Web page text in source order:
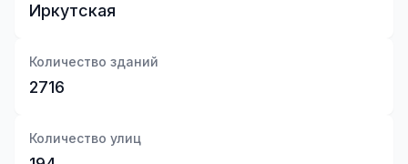
Иркутская
Количество зданий
2716
Количество улиц